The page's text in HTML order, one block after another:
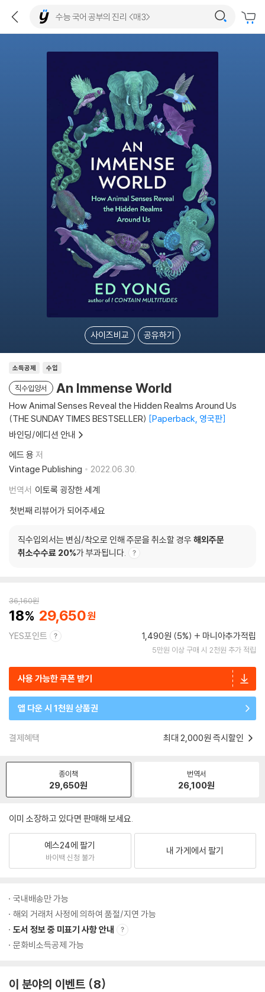
사이즈비교 공유하기
소득공제 수입
직수입양서 An Immense World
How Animal Senses Reveal the Hidden Realms Around Us
(THE SUNDAY TIMES BESTSELLER) Paperback, 영국판
바인딩/에디션 안내
에드 용 저
Vintage Publishing
2022.06.30.
번역서 이토록 굉장한 세계
첫번째 리뷰어가 되어주세요
직수입외서는 변심/착오로 인해 주문을 취소할 경우 해외주문
취소수수료 20%가 부과됩니다.
36,160원
18 29,650
YES포인트 1,490원 (5%) 마니아추가적립
5만원 이상 구매 시 2천원 추가 적립
사용 가능한 쿠폰 받기
앱 다운 시 1천원 상품권
결제혜택 최대 2,000원 즉시할인
종이책
29,650원
번역서
26,100원
이미 소장하고 있다면 판매해 보세요.
예스24에 팔기
바이백 신청 불가
내 가게에서 팔기
국내배송만 가능
해외 거래처 사정에 의하여 품절/지연 가능
도서 정보 중 미표기 사항 안내
문화비소득공제 가능
이 분야의 이벤트 8